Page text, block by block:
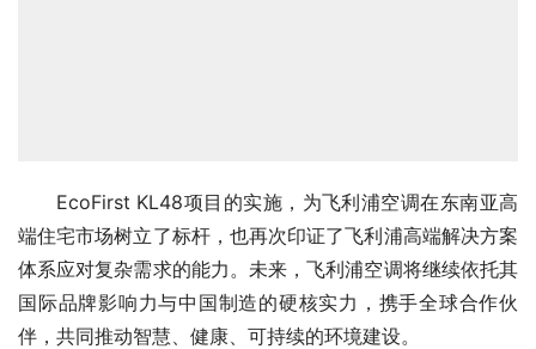
EcoFirst KL48项目的实施，为飞利浦空调在东南亚高
端住宅市场树立了标杆，也再次印证了飞利浦高端解决方案
体系应对复杂需求的能力。未来，飞利浦空调将继续依托其
国际品牌影响力与中国制造的硬核实力，携手全球合作伙
伴，共同推动智慧、健康、可持续的环境建设。